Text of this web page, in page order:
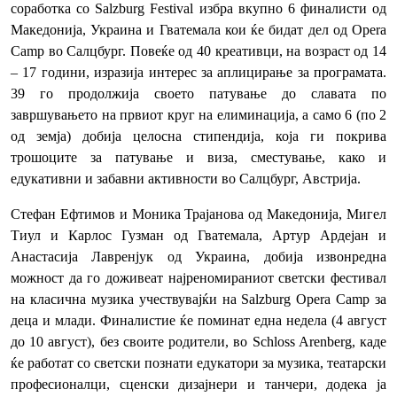
соработка со Salzburg Festival избра вкупно 6 финалисти од
Македонија, Украина и Гватемала кои ќе бидат дел од Opera
Camp во Салцбург. Повеќе од 40 креативци, на возраст од 14
– 17 години, изразија интерес за аплицирање за програмата.
39 го продолжија своето патување до славата по
завршувањето на првиот круг на елиминација, а само 6 (по 2
од земја) добија целосна стипендија, која ги покрива
трошоците за патување и виза, сместување, како и
едукативни и забавни активности во Салцбург, Австрија.
Стефан Ефтимов и Моника Трајанова од Македонија, Мигел
Тиул и Карлос Гузман од Гватемала, Артур Ардејан и
Анастасија Лавренјук од Украина, добија извонредна
можност да го доживеат најреномираниот светски фестивал
на класична музика учествувајќи на Salzburg Opera Camp за
деца и млади. Финалистие ќе поминат една недела (4 август
до 10 август), без своите родители, во Schloss Arenberg, каде
ќе работат со светски познати едукатори за музика, театарски
професионалци, сценски дизајнери и танчери, додека ја